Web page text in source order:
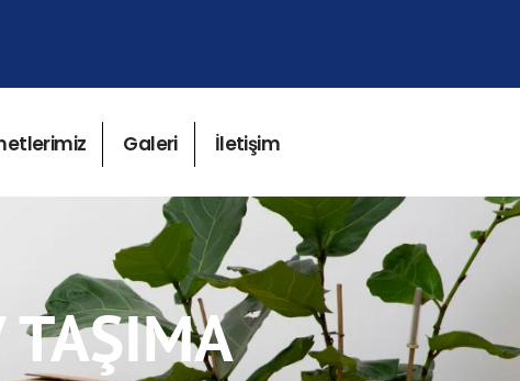
Galeri İletişim
TAŞIMA